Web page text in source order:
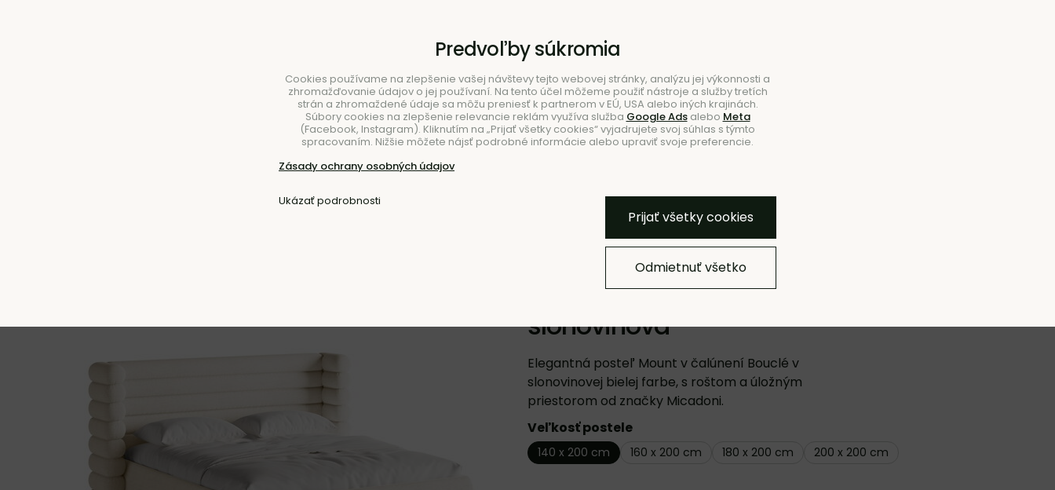
Hľadať
STOLOVANIE NOVINKY
Posteľ Mount –
slonovinová
Elegantná posteľ Mount v čalúnení Bouclé v
slonovinovej bielej farbe, s roštom a úložným
priestorom od značky Micadoni.
Veľkosť postele
140 x 200 cm 160 x 200 cm 180 x 200 cm 200 x 200 cm
Pridať k Obľúbeným Pridať do zoznamu
Predvoľby súkromia
Cookies používame na zlepšenie vašej návštevy tejto webovej stránky, analýzu jej výkonnosti a
zhromažďovanie údajov o jej používaní. Na tento účel môžeme použiť nástroje a služby tretích
strán a zhromaždené údaje sa môžu preniesť k partnerom v EÚ, USA alebo iných krajinách.
Súbory cookies na zlepšenie relevancie reklám využíva služba Google Adsalebo Meta
(Facebook, Instagram). Kliknutím na „Prijať všetky cookies“ vyjadrujete svoj súhlas s týmto
spracovaním. Nižšie môžete nájsť podrobné informácie alebo upraviť svoje preferencie.
Zásady ochrany osobných údajov
Ukázať podrobnosti
Prijať všetky cookies
Odmietnuť všetko